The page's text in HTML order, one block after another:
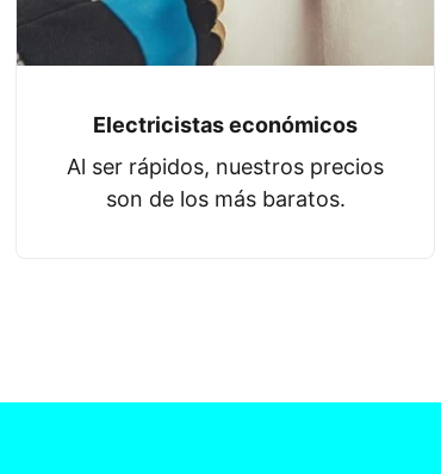
Electricistas económicos
Al ser rápidos, nuestros precios
son de los más baratos.